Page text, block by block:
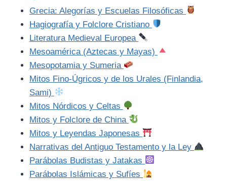
Grecia: Alegorías y Escuelas Filosóficas
Hagiografía y Folclore Cristiano
Literatura Medieval Europea
Mesoamérica (Aztecas y Mayas)
Mesopotamia y Sumeria
Mitos Fino-Úgricos y de los Urales (Finlandia,
Sami)
Mitos Nórdicos y Celtas
Mitos y Folclore de China
Mitos y Leyendas Japonesas
Narrativas del Antiguo Testamento y la Ley
Parábolas Budistas y Jatakas
Parábolas Islámicas y Sufíes